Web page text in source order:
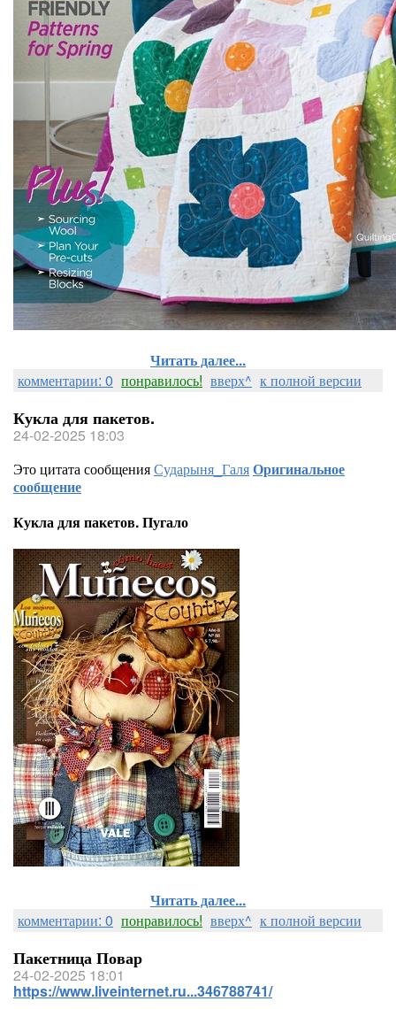
Читать далее...
комментарии: 0 понравилось! вверх^ к полной версии
Кукла для пакетов.
24-02-2025 18:03
Это цитата сообщенияСударыня_ГаляОригинальное
сообщение
Кукла для пакетов. Пугало
Читать далее...
комментарии: 0 понравилось! вверх^ к полной версии
Пакетница Повар
24-02-2025 18:01
https://www.liveinternet.ru...346788741/